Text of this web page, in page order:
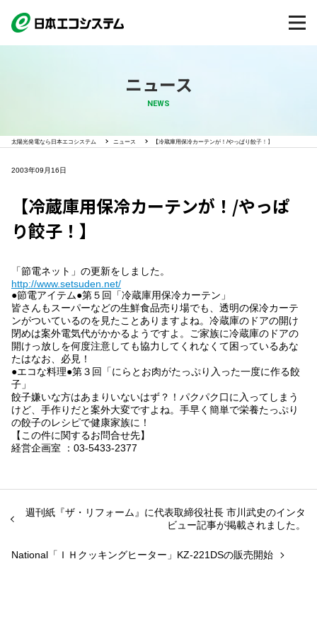
ニュース
NEWS
太陽光発電なら日本エコシステム ニュース 【冷蔵庫用保冷カーテンが！/やっぱり餃子！】
2003年09月16日
【冷蔵庫用保冷カーテンが！/やっぱ
り餃子！】
「節電ネット」の更新をしました。
http://www.setsuden.net/
●節電アイテム●第５回「冷蔵庫用保冷カーテン」
皆さんもスーパーなどの生鮮食品売り場でも、透明の保冷カーテ
ンがついているのを見たことありますよね。冷蔵庫のドアの開け
閉めは案外電気代がかかるようですよ。ご家族に冷蔵庫のドアの
開けっ放しを何度注意しても協力してくれなくて困っているあな
たはなお、必見！
●エコな料理●第３回「にらとお肉がたっぷり入った一度に作る餃
子」
餃子嫌いな方はあまりいないはず？！パクパク口に入ってしまう
けど、手作りだと案外大変ですよね。手早く簡単で栄養たっぷり
の餃子のレシピで健康家族に！
【この件に関するお問合せ先】
経営企画室 ：03-5433-2377
National「ＩＨクッキングヒーター」KZ-221DSの販売開始
週刊紙『ザ・リフォーム』に代表取締役社長 市川武史のインタ
ビュー記事が掲載されました。